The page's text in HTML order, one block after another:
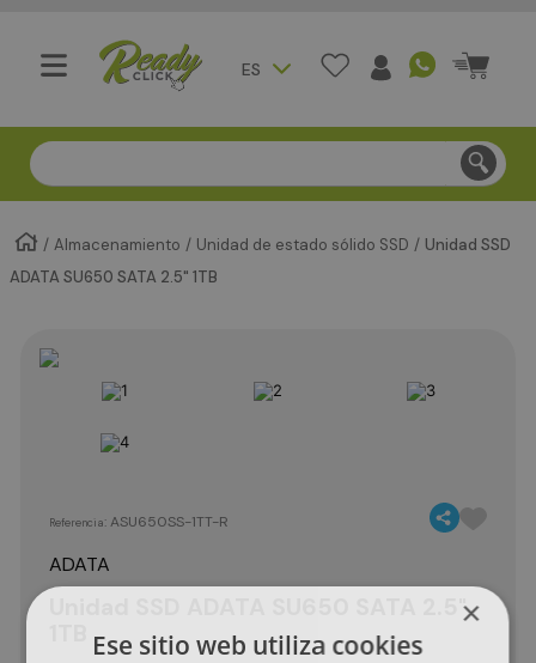
ES
Compra segura - Entregas en Bogotá en menos de 3
Almacenamiento Unidad de estado sólido SSD
Unidad SSD
ADATA SU650 SATA 2.5" 1TB
Referencia:ASU650SS-1TT-R
ADATA
Unidad SSD ADATA SU650 SATA 2.5"×
Ese sitio web utiliza cookies